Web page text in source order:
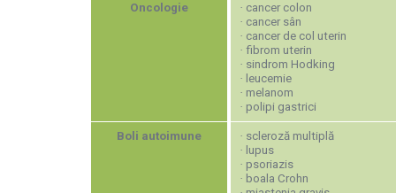
Oncologie · cancer colon
· cancer sân
· cancer de col uterin
· fibrom uterin
· sindrom Hodking
· leucemie
· melanom
· polipi gastrici
Boli autoimune · scleroză multiplă
· lupus
· psoriazis
· boala Crohn